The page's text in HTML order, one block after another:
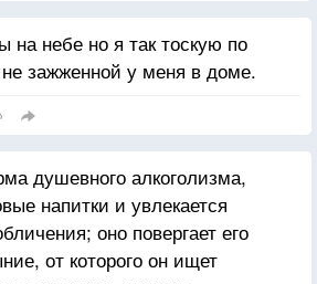
на небе но я так тоскую по
зажженной у меня в доме.
душевного алкоголизма,
напитки и увлекается
оно повергает его
от которого он ищет